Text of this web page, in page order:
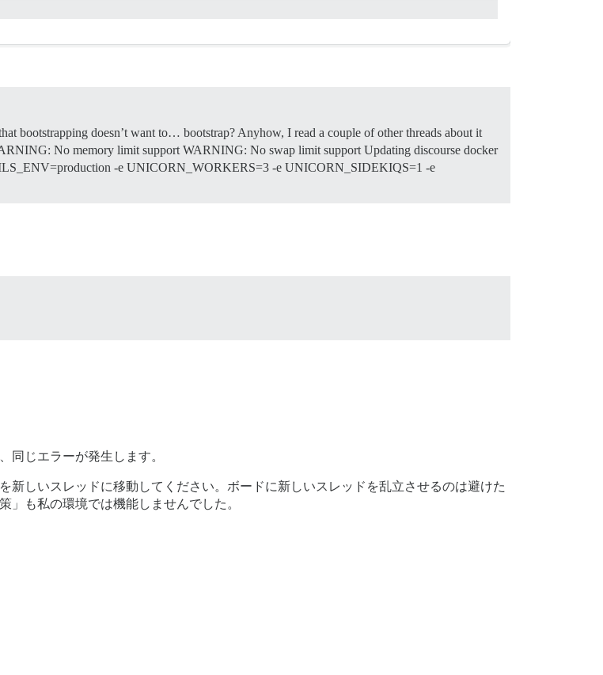
bootstrapping doesn’t want to… bootstrap? Anyhow, I read a couple of other threads about it
No memory limit support WARNING: No swap limit support Updating discourse docker
-e UNICORN_WORKERS=3 -e UNICORN_SIDEKIQS=1 -e
同じエラーが発生します。
新しいスレッドに移動してください。ボードに新しいスレッドを乱立させるのは避けた
」も私の環境では機能しませんでした。